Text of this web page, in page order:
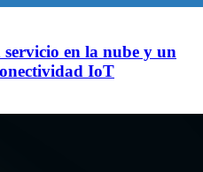
en la nube y un
IoT